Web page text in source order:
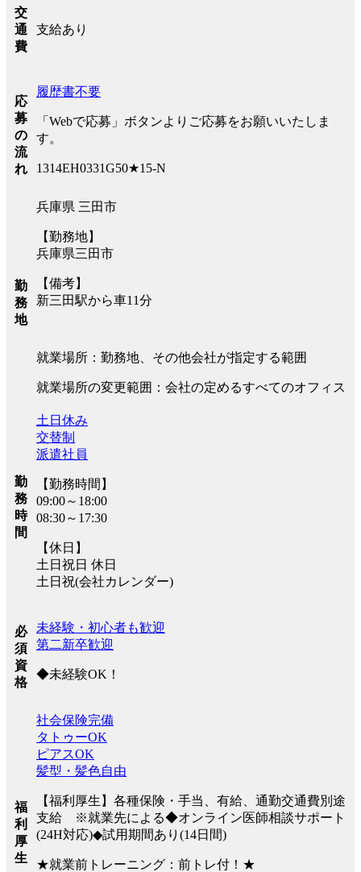
交
通
費
支給あり
応
募
の
流
れ
履歴書不要
「Webで応募」ボタンよりご応募をお願いいたしま
す。
1314EH0331G50★15-N
勤
務
地
兵庫県 三田市
【勤務地】
兵庫県三田市
【備考】
新三田駅から車11分
就業場所：勤務地、その他会社が指定する範囲
就業場所の変更範囲：会社の定めるすべてのオフィス
勤
務
時
間
土日休み
交替制
派遣社員
【勤務時間】
09:00～18:00
08:30～17:30
【休日】
土日祝日 休日
土日祝(会社カレンダー)
必
須
資
格
未経験・初心者も歓迎
第二新卒歓迎
◆未経験OK！
福
利
厚
生
社会保険完備
タトゥーOK
ピアスOK
髪型・髪色自由
【福利厚生】各種保険・手当、有給、通勤交通費別途
支給 ※就業先による◆オンライン医師相談サポート
(24H対応)◆試用期間あり(14日間)
★就業前トレーニング：前トレ付！★